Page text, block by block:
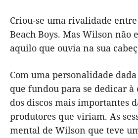
Criou-se uma rivalidade
Beach Boys. Mas Wilson não
aquilo que ouvia na sua
Com uma personalidade
que fundou para se dedicar à
dos discos mais importantes
produtores que viriam. As
mental de Wilson que teve